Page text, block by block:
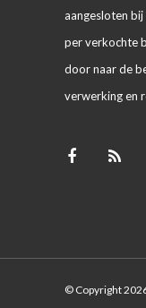
aangesloten
per verkochte
door naar de
verwerking en
© Copyright